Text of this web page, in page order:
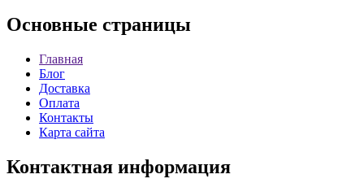
Основные страницы
Главная
Блог
Доставка
Оплата
Контакты
Карта сайта
Контактная информация